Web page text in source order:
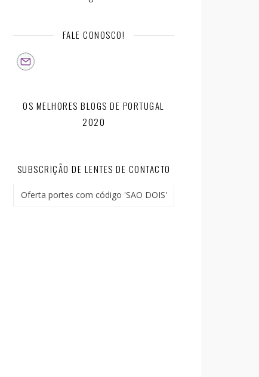
FALE CONOSCO!
OS MELHORES BLOGS DE PORTUGAL
2020
SUBSCRIÇÃO DE LENTES DE CONTACTO
Oferta portes com código 'SAO DOIS'